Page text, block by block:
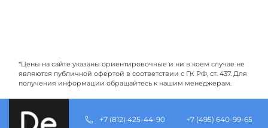
*Цены на сайте указаны ориентировочные и ни в коем случае не
являются публичной офертой в соответствии с ГК РФ, ст. 437. Для
получения информации обращайтесь к нашим менеджерам.
+7 (812) 425-44-90 +7 (495) 640-99-65